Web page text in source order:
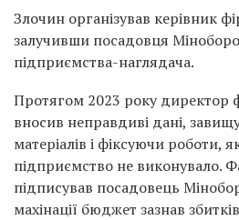
Злочин організував керівник
залучивши посадовця
підприємства-наглядача.
Протягом 2023 року директор
вносив неправдиві дані,
матеріалів і фіксуючи роботи,
підприємство не виконувало.
підписував посадовець
махінації бюджет зазнав